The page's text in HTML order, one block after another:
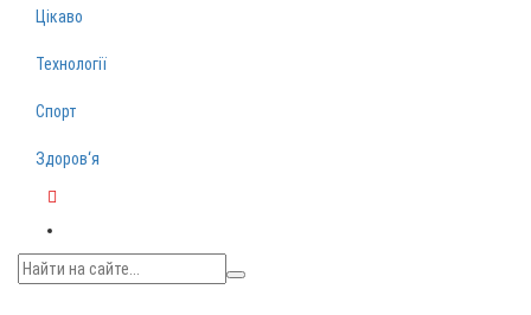
Цікаво
Технології
Спорт
Здоров‘я